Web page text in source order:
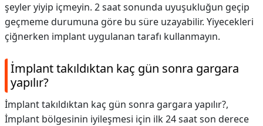
şeyler yiyip içmeyin. 2 saat sonunda uyuşukluğun geçip
geçmeme durumuna göre bu süre uzayabilir. Yiyecekleri
çiğnerken implant uygulanan tarafı kullanmayın.
İmplant takıldıktan kaç gün sonra gargara
yapılır?
İmplant takıldıktan kaç gün sonra gargara yapılır?,
İmplant bölgesinin iyileşmesi için ilk 24 saat son derece